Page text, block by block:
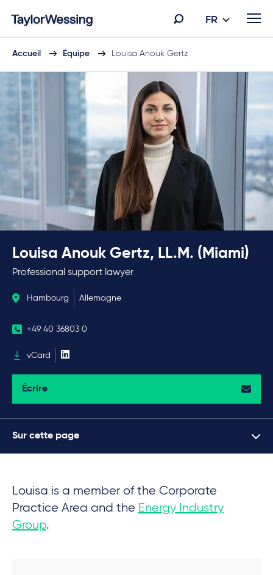
FR
Accueil Équipe Louisa Anouk Gertz
Louisa Anouk Gertz, LL.M. (Miami)
Professional support lawyer
Hambourg Allemagne
+49 40 36803 0
vCard
Écrire
Sur cette page
Louisa is a member of the Corporate
Practice Area and the Energy Industry
Group.